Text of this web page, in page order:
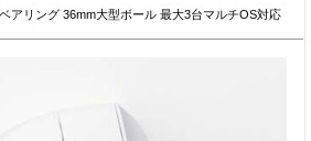
アリング 36mm大型ボール 最大3台マルチOS対応